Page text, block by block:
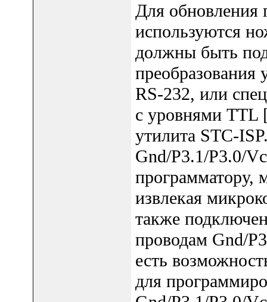
Для обновления
используются
должны быть
преобразования
RS-232, или
с уровнями TTL
утилита STC-
Gnd/P3.1/P3.0/
программатору,
извлекая
также
проводам Gnd/
есть
для